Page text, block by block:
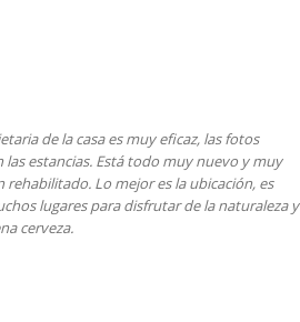
de la casa es muy eficaz, las fotos
estancias. Está todo muy nuevo y muy
rehabilitado. Lo mejor es la ubicación, es
lugares para disfrutar de la naturaleza y
cerveza.